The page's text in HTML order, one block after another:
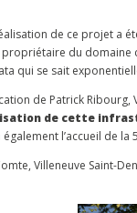
de ce projet a
propriétaire du domaine
qui se sait
de Patrick
de cette
l’accueil de la
Villeneuve Saint-